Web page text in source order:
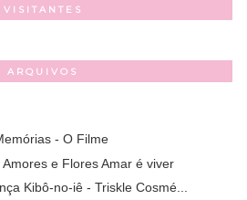
VISITANTES
ARQUIVOS
- O Filme
e Flores Amar é viver
Kibô-no-iê - Triskle Cosmé...